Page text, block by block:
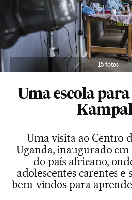
15 fotos
Uma escola
Uma visita ao Centro
Uganda, inaugurado em
do país africano,
adolescentes carentes e
bem-vindos para